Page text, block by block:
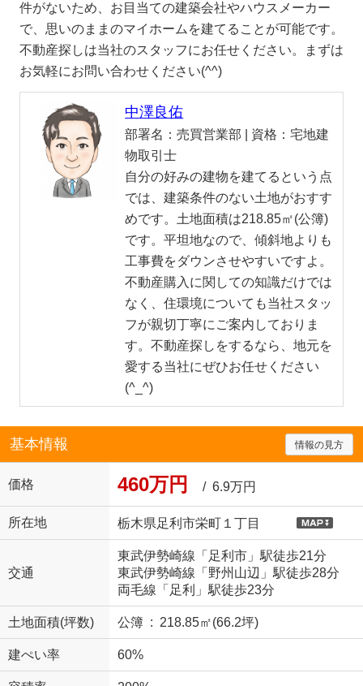
件がないため、お目当ての建築会社やハウスメーカー
で、思いのままのマイホームを建てることが可能です。
不動産探しは当社のスタッフにお任せください。まずは
お気軽にお問い合わせください(^^)
中澤良佑
部署名：売買営業部 | 資格：宅地建
物取引士
自分の好みの建物を建てるという点
では、建築条件のない土地がおすす
めです。土地面積は218.85㎡(公簿)
です。平坦地なので、傾斜地よりも
工事費をダウンさせやすいですよ。
不動産購入に関しての知識だけでは
なく、住環境についても当社スタッ
フが親切丁寧にご案内しておりま
す。不動産探しをするなら、地元を
愛する当社にぜひお任せください
(^_^)
基本情報 情報の見方
価格 460万円 / 6.9万円
所在地 栃木県足利市栄町１丁目
交通
東武伊勢崎線「足利市」駅徒歩21分
東武伊勢崎線「野州山辺」駅徒歩28分
両毛線「足利」駅徒歩23分
土地面積(坪数) 公簿 : 218.85㎡(66.2坪)
建ぺい率 60%